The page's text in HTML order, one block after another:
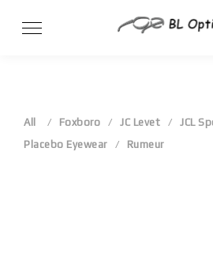
All Foxboro JC Levet
JCL
Placebo Eyewear
Rumeur